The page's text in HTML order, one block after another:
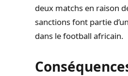
deux matchs en raison
sanctions font partie
dans le football africain.